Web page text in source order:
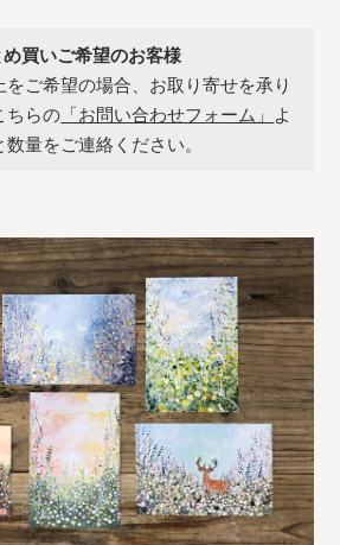
め買いご希望のお客様
をご希望の場合、お取り寄せを承り
ちらの 「お問い合わせフォーム」 よ
量をご連絡ください。